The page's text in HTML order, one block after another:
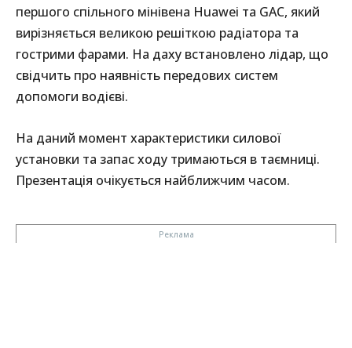
першого спільного мінівена Huawei та GAC, який
вирізняється великою решіткою радіатора та
гострими фарами. На даху встановлено лідар, що
свідчить про наявність передових систем
допомоги водієві.
На даний момент характеристики силової
установки та запас ходу тримаються в таємниці.
Презентація очікується найближчим часом.